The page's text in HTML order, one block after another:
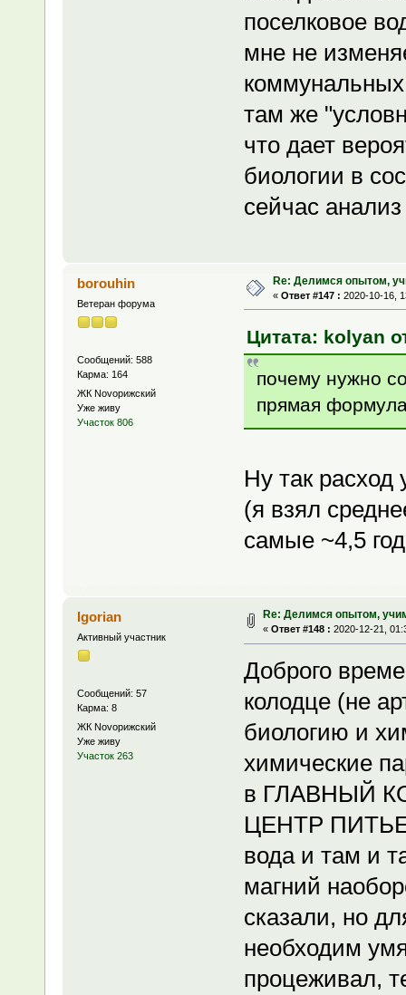
поселковое
мне не
там же
что дает
биологии в
сейчас
borouhin
Ветеран форума
Сообщений: 588
Карма: 164
ЖК Novoрижский
Уже живу
Участок 806
Re: Делимся опытом,
« Ответ #147 : 2020-10-16,
Цитата: kolyan
почему нужно
прямая
Ну так расход
(я взял
самые ~4,5
Igorian
Активный участник
Сообщений: 57
Карма: 8
ЖК Novoрижский
Уже живу
Участок 263
Re: Делимся опытом,
« Ответ #148 : 2020-12-21,
Доброго
колодце (не
биологию и
химические
в ГЛАВНЫЙ
ЦЕНТР
вода и там и
магний
сказали, но
необходим
процеживал,